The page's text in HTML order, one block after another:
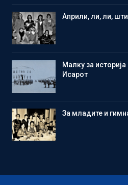
Aприли, ли, ли,
Малку за
Исарот
Зa младите и